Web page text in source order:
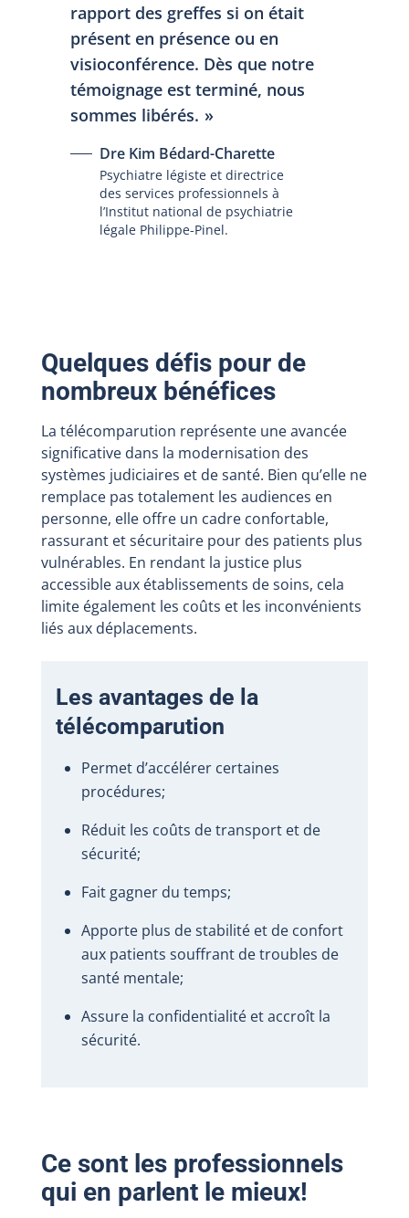
rapport des greffes si on était
présent en présence ou en
visioconférence. Dès que notre
témoignage est terminé, nous
sommes libérés.
Dre Kim Bédard-Charette
Psychiatre légiste et directrice
des services professionnels à
l’Institut national de psychiatrie
légale Philippe-Pinel.
Quelques défis pour de
nombreux bénéfices
La télécomparution représente une avancée
significative dans la modernisation des
systèmes judiciaires et de santé. Bien qu’elle ne
remplace pas totalement les audiences en
personne, elle offre un cadre confortable,
rassurant et sécuritaire pour des patients plus
vulnérables. En rendant la justice plus
accessible aux établissements de soins, cela
limite également les coûts et les inconvénients
liés aux déplacements.
Les avantages de la
télécomparution
Permet d’accélérer certaines
procédures;
Réduit les coûts de transport et de
sécurité;
Fait gagner du temps;
Apporte plus de stabilité et de confort
aux patients souffrant de troubles de
santé mentale;
Assure la confidentialité et accroît la
sécurité.
Ce sont les professionnels
qui en parlent le mieux!